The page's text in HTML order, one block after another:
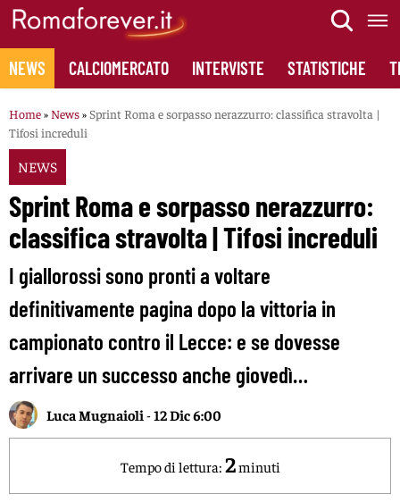
Skip
content
NEWS CALCIOMERCATO INTERVISTE STATISTICHE
Home» News»Sprint Roma e sorpasso nerazzurro: classifica stravolta |
Tifosi increduli
NEWS
Sprint Roma e sorpasso nerazzurro:
classifica stravolta | Tifosi increduli
I giallorossi sono pronti a voltare
definitivamente pagina dopo la vittoria in
campionato contro il Lecce: e se dovesse
arrivare un successo anche giovedì…
Luca Mugnaioli -12 Dic 6:00
Tempo di lettura: 2minuti